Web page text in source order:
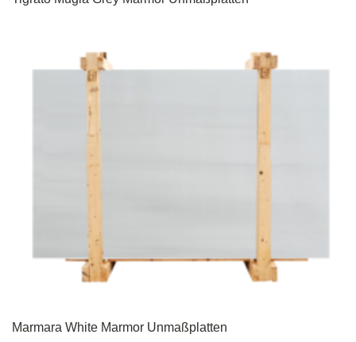
Marmara White Marmor Unmaßplatten